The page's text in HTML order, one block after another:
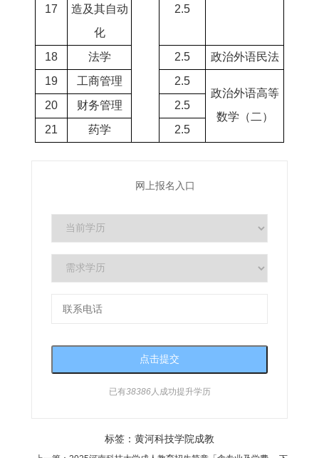
17
造及其自动
化
2.5
18 法学 2.5
政治外语民法
19
工商管理
2.5
政治外语高等
数学（二）
20 财务管理
2.5
21
药学 2.5
网上报名入口
已有38386人成功提升学历
标签： 黄河科技学院成教